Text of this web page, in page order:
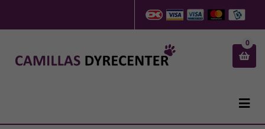

0
